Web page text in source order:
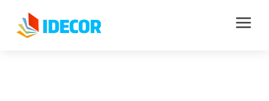
a